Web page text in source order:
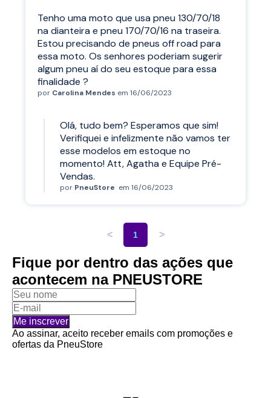
Tenho uma moto que usa pneu 130/70/18
na dianteira e pneu 170/70/16 na traseira.
Estou precisando de pneus off road para
essa moto. Os senhores poderiam sugerir
algum pneu aí do seu estoque para essa
finalidade ?
por Carolina Mendes em 16/06/2023
Olá, tudo bem? Esperamos que sim!
Verifiquei e infelizmente não vamos ter
esse modelos em estoque no
momento! Att, Agatha e Equipe Pré-
Vendas.
por PneuStore em 16/06/2023
< 1 >
Fique por dentro das ações que
acontecem na PNEUSTORE
Me inscrever
Ao assinar, aceito receber emails com promoções e
ofertas da PneuStore